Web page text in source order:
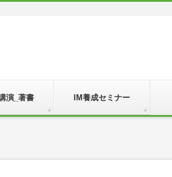
演_著書 IM養成セミナー